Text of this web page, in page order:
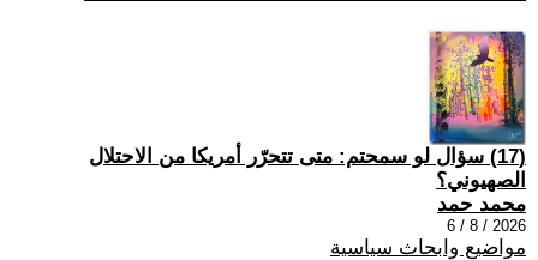
(17) سؤال لو سمحتم: متى تتحرّر أمريكا من الاحتلال
الصهيوني؟
محمد حمد
2026 / 8 / 6
مواضيع وابحاث سياسية